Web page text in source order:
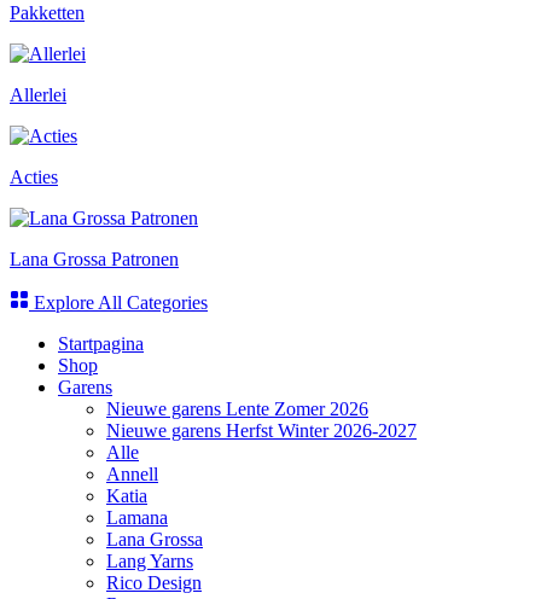
Pakketten
Allerlei
Acties
Lana Grossa Patronen
Explore All Categories
Startpagina
Shop
Garens
Nieuwe garens Lente Zomer 2026
Nieuwe garens Herfst Winter 2026-2027
Alle
Annell
Katia
Lamana
Lana Grossa
Lang Yarns
Rico Design